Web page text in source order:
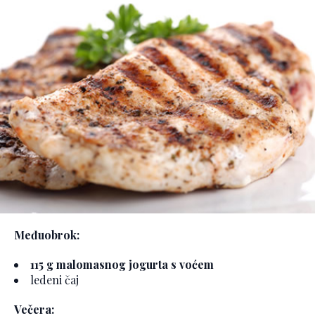
Međuobrok:
115 g malomasnog jogurta s voćem
ledeni čaj
Večera: